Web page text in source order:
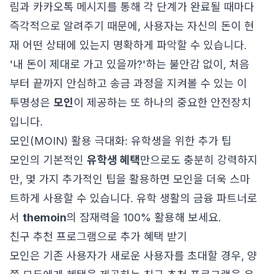
림과 카카오톡 메시지를 통해 각 단계가 완료될 때마다
즉각적으로 알려주기 때문에, 사용자는 자신의 돈이 현
재 어떤 상태에 있는지 명확하게 파악할 수 있습니다.
'내 돈이 제대로 가고 있을까?'하는 불안감 없이, 처음
부터 끝까지 안심하고 송금 과정을 지켜볼 수 있는 이
투명성은 모인이 제공하는 또 하나의 중요한 안전장치
입니다.
모인(MOIN) 활용 극대화: 유학생을 위한 추가 팁
모인의 기본적인 유학생 혜택만으로도 충분히 강력하지
만, 몇 가지 추가적인 팁을 활용하면 모인을 더욱 스마
트하게 사용할 수 있습니다. 유학 생활의 금융 파트너로
서 themoin의 잠재력을 100% 활용해 보세요.
친구 추천 프로그램으로 추가 혜택 받기
모인은 기존 사용자가 새로운 사용자를 초대할 경우, 양